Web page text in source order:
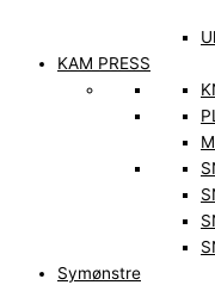
KAM PRESS
Symønstre